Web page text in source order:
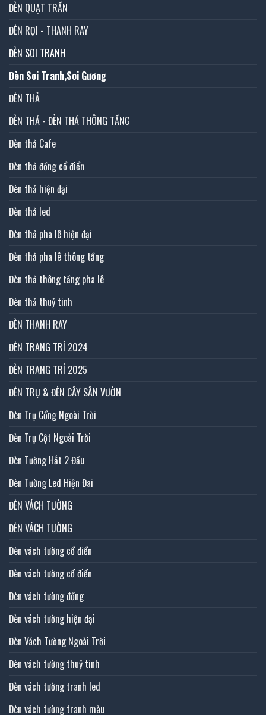
ĐÈN QUẠT TRẦN
ĐÈN RỌI - THANH RAY
ĐÈN SOI TRANH
Đèn Soi Tranh,Soi Gương
ĐÈN THẢ
ĐÈN THẢ - ĐÈN THẢ THÔNG TẦNG
Đèn thả Cafe
Đèn thả đồng cổ điển
Đèn thả hiện đại
Đèn thả led
Đèn thả pha lê hiện đại
Đèn thả pha lê thông tầng
Đèn thả thông tầng pha lê
Đèn thả thuỷ tinh
ĐÈN THANH RAY
ĐÈN TRANG TRÍ 2024
ĐÈN TRANG TRÍ 2025
ĐÈN TRỤ & ĐÈN CÂY SÂN VƯỜN
Đèn Trụ Cổng Ngoài Trời
Đèn Trụ Cột Ngoài Trời
Đèn Tường Hắt 2 Đầu
Đèn Tường Led Hiện Đai
ĐÈN VÁCH TƯỜNG
ĐÈN VÁCH TƯỜNG
Đèn vách tường cổ điển
Đèn vách tường cổ điển
Đèn vách tường đồng
Đèn vách tường hiện đại
Đèn Vách Tường Ngoài Trời
Đèn vách tường thuỷ tinh
Đèn vách tường tranh led
Đèn vách tường tranh màu